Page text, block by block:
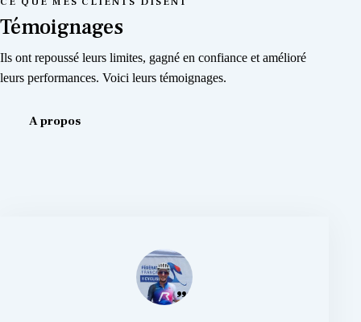
Témoignages
Ils ont repoussé leurs limites, gagné en confiance et amélioré
leurs performances. Voici leurs témoignages.
A propos